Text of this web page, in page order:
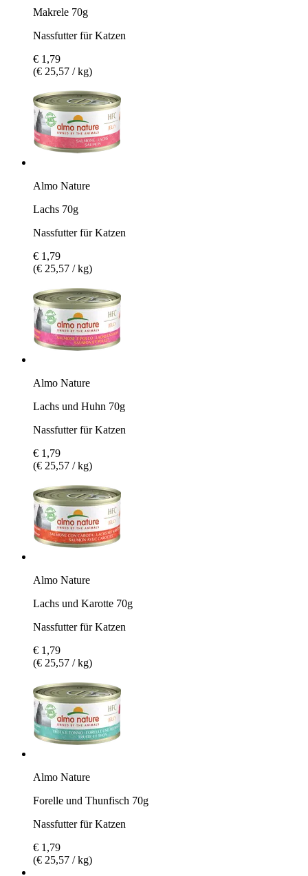
Makrele 70g
Nassfutter für Katzen
€ 1,79
(€ 25,57 / kg)
Almo Nature
Lachs 70g
Nassfutter für Katzen
€ 1,79
(€ 25,57 / kg)
Almo Nature
Lachs und Huhn 70g
Nassfutter für Katzen
€ 1,79
(€ 25,57 / kg)
Almo Nature
Lachs und Karotte 70g
Nassfutter für Katzen
€ 1,79
(€ 25,57 / kg)
Almo Nature
Forelle und Thunfisch 70g
Nassfutter für Katzen
€ 1,79
(€ 25,57 / kg)